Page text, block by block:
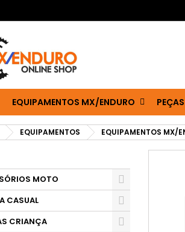
EQUIPAMENTOS MX/ENDURO
EQUIPAMENTOS EQUIPAMENTOS MX/
MOTO
CASUAL
CRIANÇA